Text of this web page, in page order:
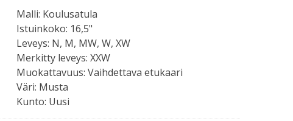
Malli: Koulusatula
Istuinkoko: 16,5"
Leveys: N, M, MW, W, XW
Merkitty leveys: XXW
Muokattavuus: Vaihdettava etukaari
Väri: Musta
Kunto: Uusi